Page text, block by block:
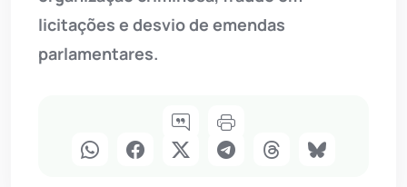
licitações e desvio de emendas
parlamentares.